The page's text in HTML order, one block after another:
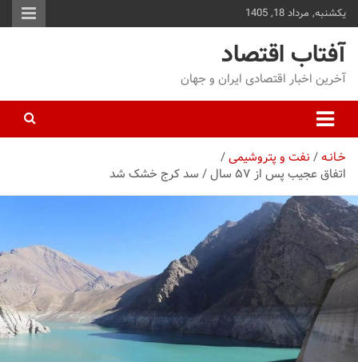
یکشنبه, مرداد 18, 1405
آفتاب اقتصاد
آخرین اخبار اقتصادی ایران و جهان
خـانـه نفت و پتروشیمی
اتفاق عجیب پس از ۵۷ سال / سد کرج خشک شد